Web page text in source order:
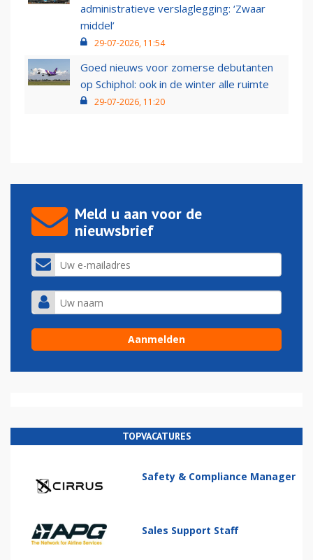
administratieve verslaglegging: ‘Zwaar
middel’
29-07-2026, 11:54
Goed nieuws voor zomerse debutanten
op Schiphol: ook in de winter alle ruimte
29-07-2026, 11:20
Meld u aan voor de
nieuwsbrief
TOPVACATURES
Safety & Compliance Manager
Sales Support Staff